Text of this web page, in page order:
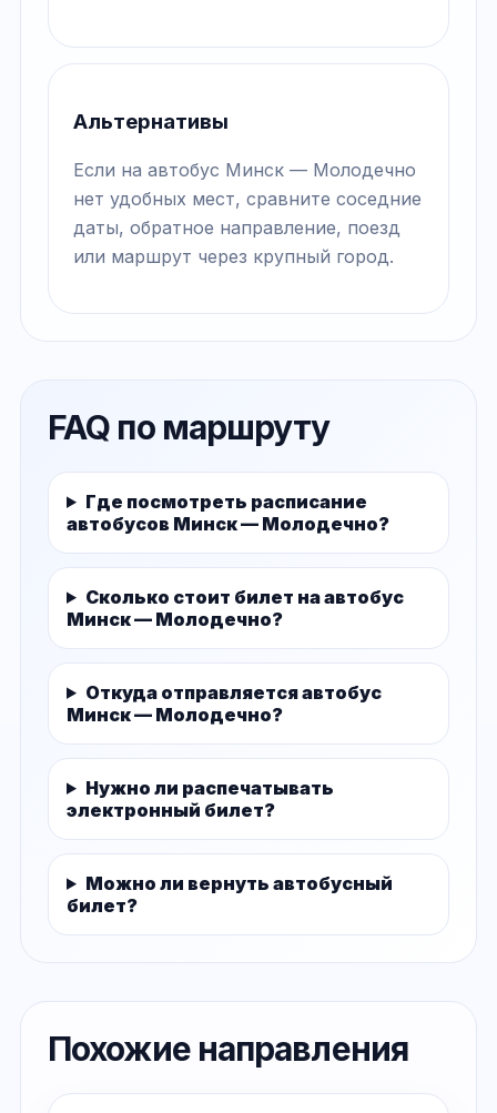
Альтернативы
Если на автобус Минск — Молодечно
нет удобных мест, сравните соседние
даты, обратное направление, поезд
или маршрут через крупный город.
FAQ по маршруту
Где посмотреть расписание
автобусов Минск — Молодечно?
Сколько стоит билет на автобус
Минск — Молодечно?
Откуда отправляется автобус
Минск — Молодечно?
Нужно ли распечатывать
электронный билет?
Можно ли вернуть автобусный
билет?
Похожие направления